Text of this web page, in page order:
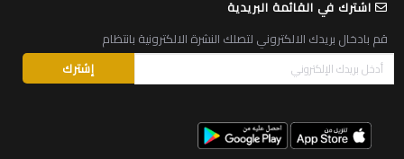
اشترك في القائمة البريدية
قم بادخال بريدك الالكتروني لتصلك النشرة الالكترونية بانتظام